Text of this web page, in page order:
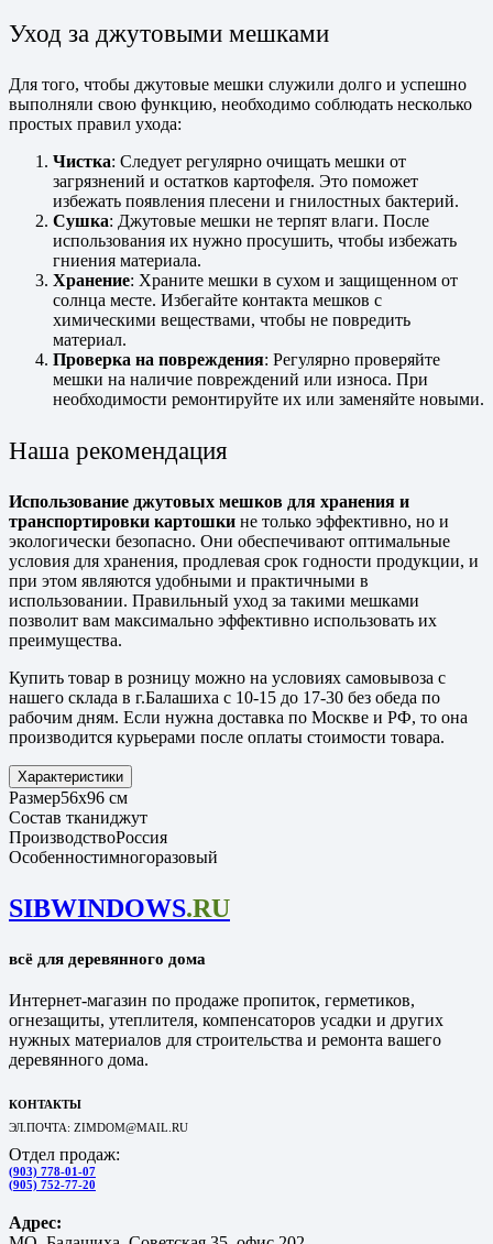
Уход за джутовыми мешками
Для того, чтобы джутовые мешки служили долго и успешно
выполняли свою функцию, необходимо соблюдать несколько
простых правил ухода:
Чистка: Следует регулярно очищать мешки от
загрязнений и остатков картофеля. Это поможет
избежать появления плесени и гнилостных бактерий.
Сушка: Джутовые мешки не терпят влаги. После
использования их нужно просушить, чтобы избежать
гниения материала.
Хранение: Храните мешки в сухом и защищенном от
солнца месте. Избегайте контакта мешков с
химическими веществами, чтобы не повредить
материал.
Проверка на повреждения: Регулярно проверяйте
мешки на наличие повреждений или износа. При
необходимости ремонтируйте их или заменяйте новыми.
Наша рекомендация
Использование джутовых мешков для хранения и
транспортировки картошки не только эффективно, но и
экологически безопасно. Они обеспечивают оптимальные
условия для хранения, продлевая срок годности продукции, и
при этом являются удобными и практичными в
использовании. Правильный уход за такими мешками
позволит вам максимально эффективно использовать их
преимущества.
Купить товар в розницу можно на условиях самовывоза с
нашего склада в г.Балашиха с 10-15 до 17-30 без обеда по
рабочим дням. Если нужна доставка по Москве и РФ, то она
производится курьерами после оплаты стоимости товара.
Характеристики
Размер56х96 см
Состав тканиджут
ПроизводствоРоссия
Особенностимногоразовый
SIBWINDOWS.RU
всё для деревянного дома
Интернет-магазин по продаже пропиток, герметиков,
огнезащиты, утеплителя, компенсаторов усадки и других
нужных материалов для строительства и ремонта вашего
деревянного дома.
КОНТАКТЫ
ЭЛ.ПОЧТА: ZIMDOM@MAIL.RU
Отдел продаж:
(903) 778-01-07
(905) 752-77-20
Адрес: